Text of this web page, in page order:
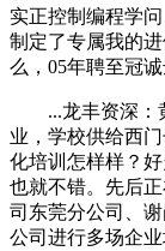
实正控制编程学
制定了专属我的
么，05年聘至冠
...龙丰资深：黄
业，学校供给西
化培训怎样样？
也就不错。先后
司东莞分公司、
公司进行多场企业